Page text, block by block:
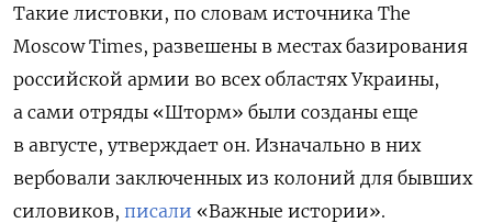
Такие листовки, по словам источника The
Moscow Times, развешены в местах базирования
российской армии во всех областях Украины,
а сами отряды «Шторм» были созданы еще
в августе, утверждает он. Изначально в них
вербовали заключенных из колоний для бывших
силовиков, писали «Важные истории».